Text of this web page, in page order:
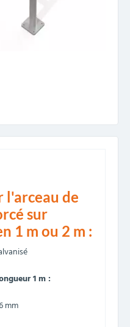
l'arceau de
sur
1 m ou 2 m :
1 m :
mm